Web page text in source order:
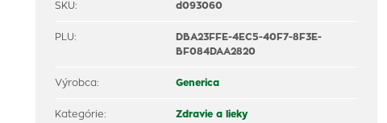
SKU: d093060
PLU:
DBA23FFE-4EC5-40F7-8F3E-
BF084DAA2820
Výrobca: Generica
Kategórie: Zdravie a lieky